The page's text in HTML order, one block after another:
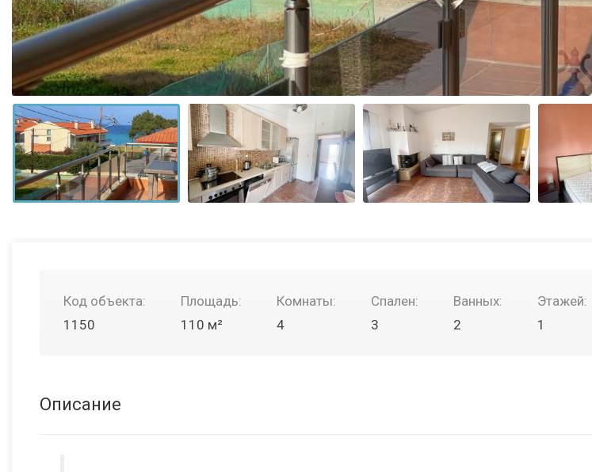
Код объекта:
1150
Площадь:
110 м²
Комнаты:
4
Спален:
3
Ванных:
2
Этажей:
1
Описание